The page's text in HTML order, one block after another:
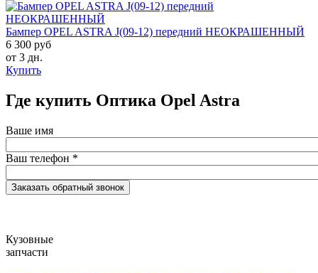
Бампер OPEL ASTRA J(09-12) передний НЕОКРАШЕННЫЙ
6 300 руб
от 3 дн.
Купить
Где купить Оптика Opel Astra
Ваше имя
Ваш телефон *
Кузовные
запчасти